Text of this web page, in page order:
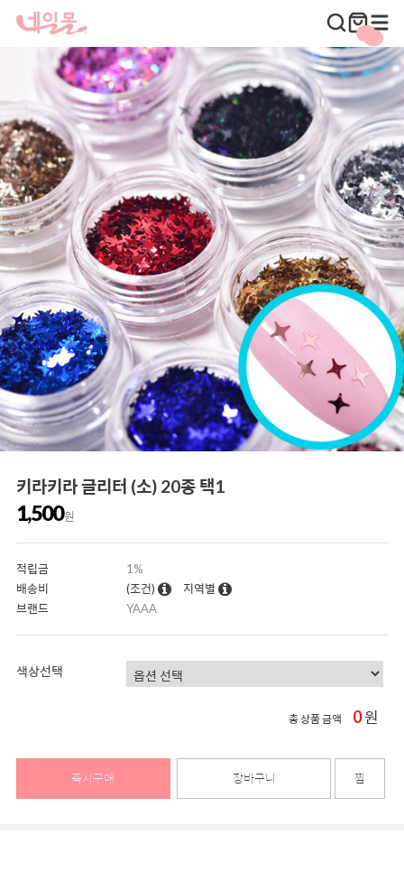
키라키라 글리터 (소) 20종 택1
1,500원
적립금
1%
배송비
(조건)
지역별
브랜드
YAAA
색상선택
총 상품 금액 0원
즉시구매 장바구니 찜